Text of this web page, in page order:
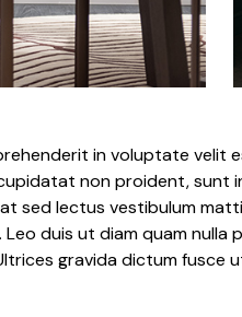
in voluptate velit
non proident, sunt
sed lectus vestibulum
Leo duis ut diam quam
gravida dictum fusce